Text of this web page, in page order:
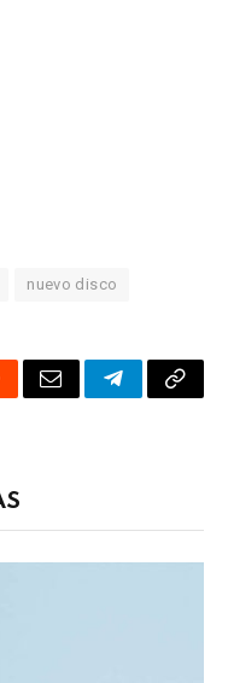
nuevo disco
CorreoTelegrama